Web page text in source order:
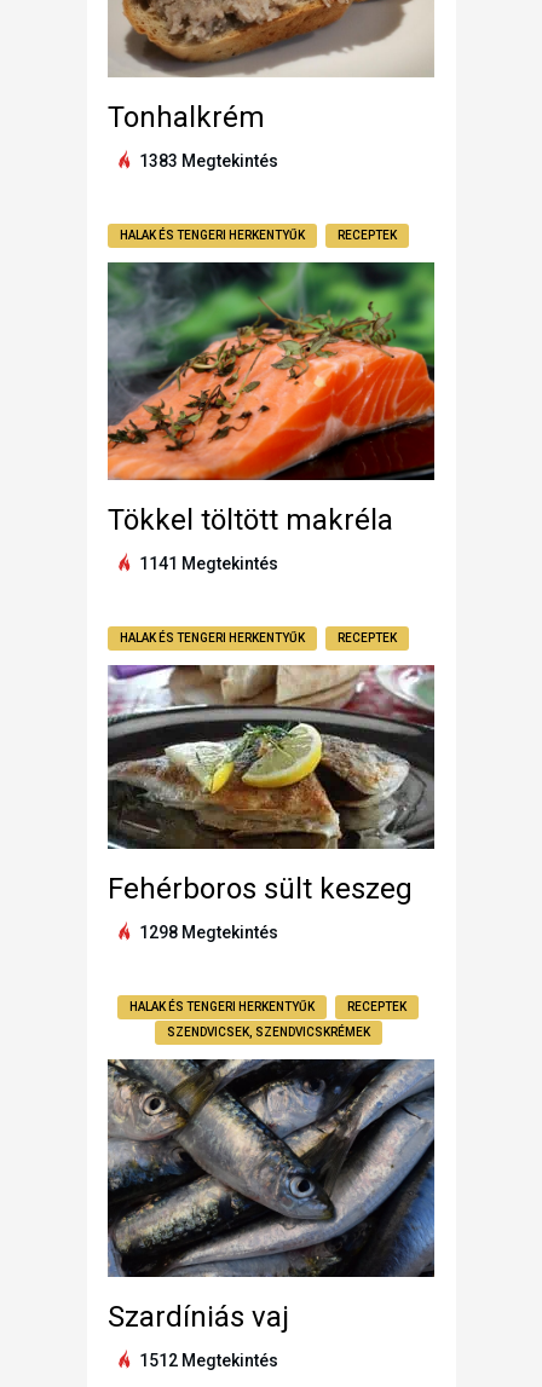
Tonhalkrém
1383 Megtekintés
HALAK ÉS TENGERI HERKENTYŰK RECEPTEK
Tökkel töltött makréla
1141 Megtekintés
HALAK ÉS TENGERI HERKENTYŰK RECEPTEK
Fehérboros sült keszeg
1298 Megtekintés
HALAK ÉS TENGERI HERKENTYŰK
RECEPTEK
SZENDVICSEK, SZENDVICSKRÉMEK
Szardíniás vaj
1512 Megtekintés